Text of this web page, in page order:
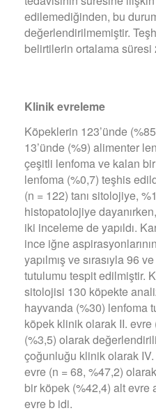
edilemediğinden, bu
değerlendirilmemiştir.
belirtilerin ortalama süresi
Klinik evreleme
Köpeklerin 123’ünde
13’ünde (%9) alimenter
çeşitli lenfoma ve kalan
lenfoma (%0,7) teşhis
(n = 122) tanı sitolojiye,
histopatolojiye
iki inceleme de yapıldı.
ince iğne
yapılmış ve sırasıyla 96
tutulumu tespit edilmiştir.
sitolojisi 130 köpekte
hayvanda (%30) lenfoma
köpek klinik olarak II.
(%3,5) olarak
çoğunluğu klinik olarak
evre (n = 68, %47,2) olarak
bir köpek (%42,4) alt evre
evre b idi.